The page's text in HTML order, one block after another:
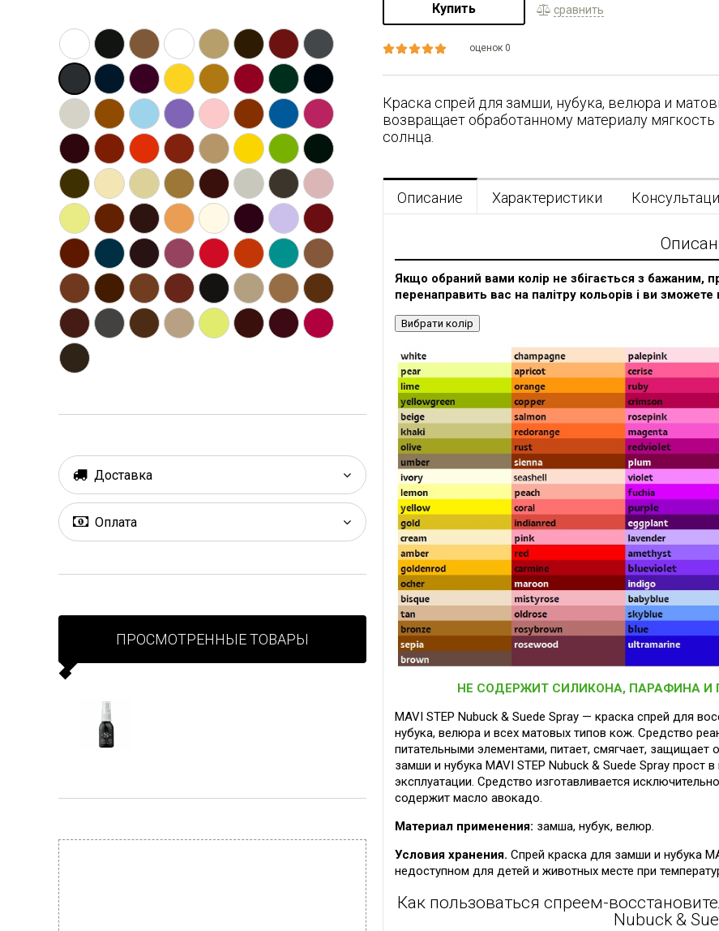
Купить сравнить
оценок 0
Краска спрей для замши, нубука, велюра и
возвращает обработанному материалу
солнца.
Описание Характеристики
Якщо обраний вами колір не збігається з бажаним,
перенаправить вас на палітру кольорів і ви зможете
Вибрати колір
НЕ СОДЕРЖИТ СИЛИКОНА, ПАРАФИНА И
MAVI STEP Nubuck & Suede Spray — краска спрей для
нубука, велюра и всех матовых типов кож. Средство
питательными элементами, питает, смягчает, защищает
замши и нубука MAVI STEP Nubuck & Suede Spray прост
эксплуатации. Средство изготавливается
содержит масло авокадо.
Материал применения: замша, нубук, велюр.
Условия хранения. Спрей краска для замши и нубука
недоступном для детей и животных месте при
Как пользоваться спреем-
Nubuck &
Доставка
Оплата
ПРОСМОТРЕННЫЕ ТОВАРЫ